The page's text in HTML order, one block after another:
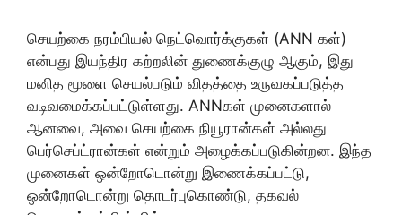
செயற்கை நரம்பியல் நெட்வொர்க்குகள் (ANN கள்)
என்பது இயந்திர கற்றலின் துணைக்குழு ஆகும், இது
மனித மூளை செயல்படும் விதத்தை உருவகப்படுத்த
வடிவமைக்கப்பட்டுள்ளது. ANNகள் முனைகளால்
ஆனவை, அவை செயற்கை நியூரான்கள் அல்லது
பெர்செப்ட்ரான்கள் என்றும் அழைக்கப்படுகின்றன. இந்த
முனைகள் ஒன்றோடொன்று இணைக்கப்பட்டு,
ஒன்றோடொன்று தொடர்புகொண்டு, தகவல்